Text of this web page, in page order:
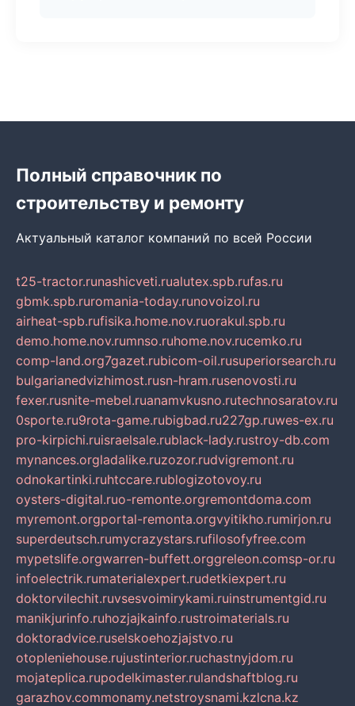
Полный справочник по
строительству и ремонту
Актуальный каталог компаний по всей России
t25-tractor.runashicveti.rualutex.spb.rufas.ru
gbmk.spb.ruromania-today.runovoizol.ru
airheat-spb.rufisika.home.nov.ruorakul.spb.ru
demo.home.nov.rumnso.ruhome.nov.rucemko.ru
comp-land.org7gazet.rubicom-oil.rusuperiorsearch.ru
bulgarianedvizhimost.rusn-hram.rusenovosti.ru
fexer.rusnite-mebel.ruanamvkusno.rutechnosaratov.ru
0sporte.ru9rota-game.rubigbad.ru227gp.ruwes-ex.ru
pro-kirpichi.ruisraelsale.rublack-lady.rustroy-db.com
mynances.orgladalike.ruzozor.rudvigremont.ru
odnokartinki.ruhtccare.rublogizotovoy.ru
oysters-digital.ruo-remonte.orgremontdoma.com
myremont.orgportal-remonta.orgvyitikho.rumirjon.ru
superdeutsch.rumycrazystars.rufilosofyfree.com
mypetslife.orgwarren-buffett.orggreleon.comsp-or.ru
infoelectrik.rumaterialexpert.rudetkiexpert.ru
doktorvilechit.ruvsesvoimirykami.ruinstrumentgid.ru
manikjurinfo.ruhozjajkainfo.rustroimaterials.ru
doktoradvice.ruselskoehozjajstvo.ru
otopleniehouse.rujustinterior.ruchastnyjdom.ru
mojateplica.rupodelkimaster.rulandshaftblog.ru
garazhov.commonamy.netstroysnami.kzlcna.kz